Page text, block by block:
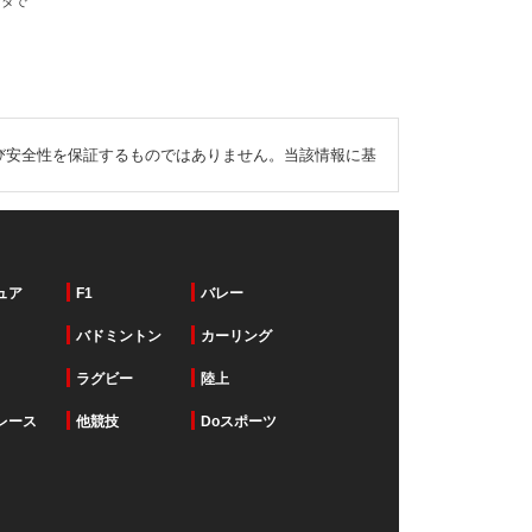
全性を保証するものではありません。当該情報に基
ア F1 バレー
バドミントン カーリング
ラグビー 陸上
ース 他競技 Doスポーツ